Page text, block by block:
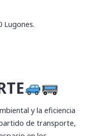
Lugones.
y la eficiencia
de transporte,